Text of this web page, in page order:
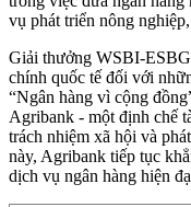
vụ phát triển nông
Giải thưởng WSBI-
chính quốc tế đối với
“Ngân hàng vì cộng
Agribank - một định chế
trách nhiệm xã hội và
này, Agribank tiếp tục
dịch vụ ngân hàng hiện